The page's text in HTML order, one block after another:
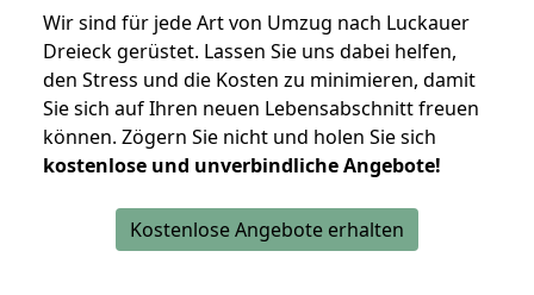
Wir sind für jede Art von Umzug nach Luckauer
Dreieck gerüstet. Lassen Sie uns dabei helfen,
den Stress und die Kosten zu minimieren, damit
Sie sich auf Ihren neuen Lebensabschnitt freuen
können. Zögern Sie nicht und holen Sie sich
kostenlose und unverbindliche Angebote!
Kostenlose Angebote erhalten